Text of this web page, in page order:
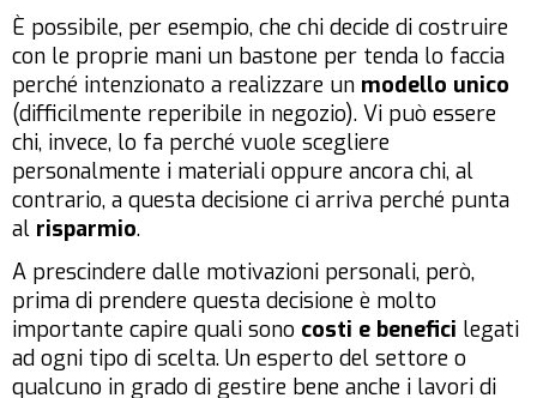
È possibile, per esempio, che chi decide di costruire
con le proprie mani un bastone per tenda lo faccia
perché intenzionato a realizzare un modello unico
(difficilmente reperibile in negozio). Vi può essere
chi, invece, lo fa perché vuole scegliere
personalmente i materiali oppure ancora chi, al
contrario, a questa decisione ci arriva perché punta
al risparmio.
A prescindere dalle motivazioni personali, però,
prima di prendere questa decisione è molto
importante capire quali sono costi e benefici legati
ad ogni tipo di scelta. Un esperto del settore o
qualcuno in grado di gestire bene anche i lavori di